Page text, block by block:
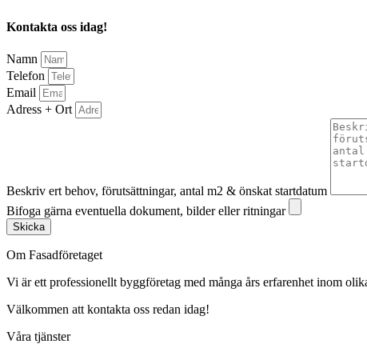
Kontakta oss idag!
Namn
Telefon
Email
Adress + Ort
Beskriv ert behov, förutsättningar, antal m2 & önskat startdatum
Bifoga gärna eventuella dokument, bilder eller ritningar
Skicka
Om Fasadföretaget
Vi är ett professionellt byggföretag med många års erfarenhet inom
Välkommen att kontakta oss redan idag!
Våra tjänster